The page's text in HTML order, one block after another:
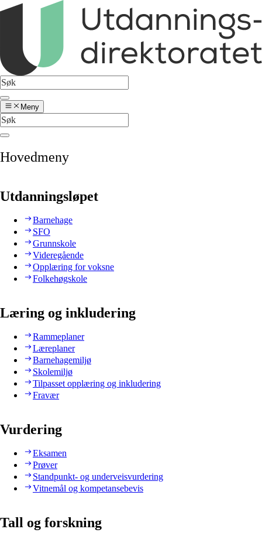
Meny
Hovedmeny
Utdanningsløpet
Barnehage
SFO
Grunnskole
Videregående
Opplæring for voksne
Folkehøgskole
Læring og inkludering
Rammeplaner
Læreplaner
Barnehagemiljø
Skolemiljø
Tilpasset opplæring og inkludering
Fravær
Vurdering
Eksamen
Prøver
Standpunkt- og underveisvurdering
Vitnemål og kompetansebevis
Tall og forskning